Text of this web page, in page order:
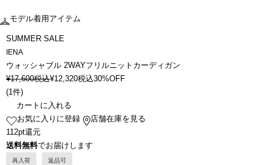
モデル着用アイテム
SUMMER SALE
IENA
ウォッシャブル 2WAYフリルニットカーディガン
¥17,600税込¥12,320税込30%OFF
(1件)
カートに入れる
お気に入りに登録
店舗在庫を見る
112pt還元
送料無料でお届けします
再入荷 返品可